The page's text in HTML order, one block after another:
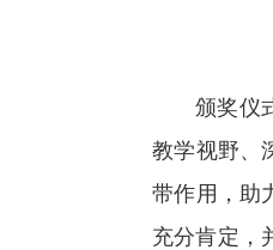
颁奖仪
教学视野、
带作用，助
充分肯定，